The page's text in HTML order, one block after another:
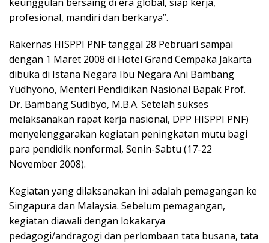
profesional, mandiri dan berkarya”.
Rakernas HISPPI PNF tanggal 28 Pebruari sampai
dengan 1 Maret 2008 di Hotel Grand Cempaka Jakarta
dibuka di Istana Negara Ibu Negara Ani Bambang
Yudhyono, Menteri Pendidikan Nasional Bapak Prof.
Dr. Bambang Sudibyo, M.B.A. Setelah sukses
melaksanakan rapat kerja nasional, DPP HISPPI PNF)
menyelenggarakan kegiatan peningkatan mutu bagi
para pendidik nonformal, Senin-Sabtu (17-22
November 2008).
Kegiatan yang dilaksanakan ini adalah pemagangan ke
Singapura dan Malaysia. Sebelum pemagangan,
kegiatan diawali dengan lokakarya
pedagogi/andragogi dan perlombaan tata busana, tata